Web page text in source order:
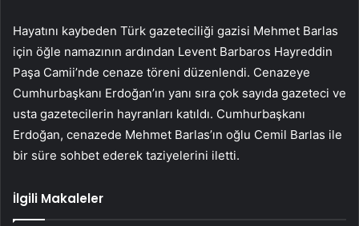
Hayatını kaybeden Türk gazeteciliği gazisi Mehmet Barlas
için öğle namazının ardından Levent Barbaros Hayreddin
Paşa Camii’nde cenaze töreni düzenlendi. Cenazeye
Cumhurbaşkanı Erdoğan’ın yanı sıra çok sayıda gazeteci ve
usta gazetecilerin hayranları katıldı. Cumhurbaşkanı
Erdoğan, cenazede Mehmet Barlas’ın oğlu Cemil Barlas ile
bir süre sohbet ederek taziyelerini iletti.
İlgili Makaleler